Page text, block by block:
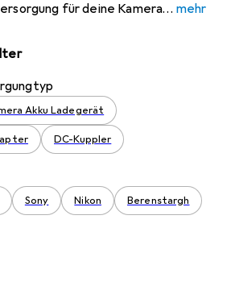
für deine Kamera
mehr
Akku Ladegerät
DC-Kuppler
Sony Nikon Berenstargh